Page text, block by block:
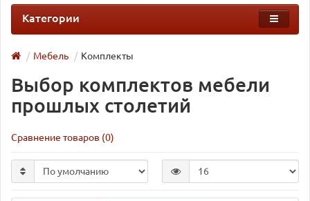
Категории
Мебель Комплекты
Выбор комплектов мебели
прошлых столетий
Сравнение товаров (0)